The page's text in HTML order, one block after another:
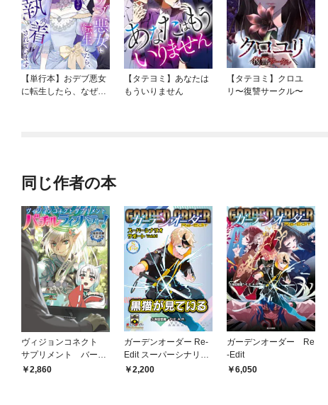
【単行本】おデブ悪女
に転生したら、なぜか
【タテヨミ】あなたは
もういりません
【タテヨミ】クロユ
リ〜復讐サークル〜
同じ作者の本
ヴィジョンコネクト
サプリメント バーチ
ャルライブパーティ
2,860
ガーデンオーダー Re-
Edit スーパーシナリオ
サポート Vol.01 黒猫が
2,200
ガーデンオーダー Re
-Edit
6,050